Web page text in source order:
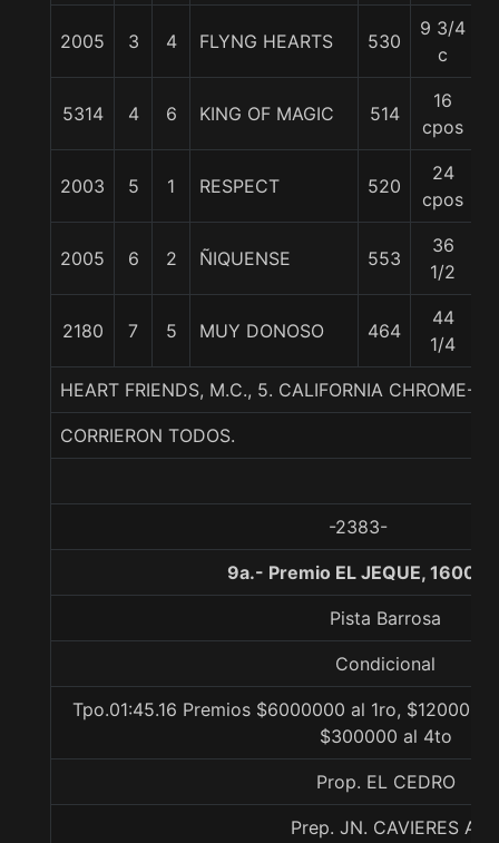
2005 3 4 FLYNG HEARTS 530
9 3/4
c
5314 4 6 KING OF MAGIC 514
16
cpos
2003 5 1 RESPECT 520
24
cpos
2005 6 2 ÑIQUENSE 553
36
1/2
2180 7 5 MUY DONOSO 464
44
1/4
HEART FRIENDS, M.C., 5. CALIFORNIA CHROME-
CORRIERON TODOS.
-2383-
9a.- Premio EL JEQUE, 1600
Pista Barrosa
Condicional
Tpo.01:45.16 Premios $6000000 al 1ro,
$300000 al 4to
Prop. EL CEDRO
Prep. JN. CAVIERES A.